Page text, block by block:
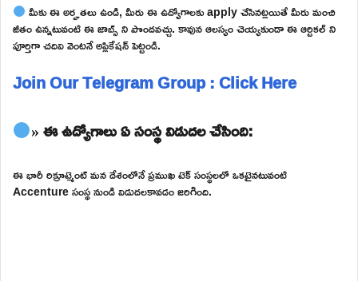
మీకు ఈ అర్హతలు ఉండి, మీరు ఈ ఉద్యోగాలకు apply చేసినట్లయితే మీరు మంచి
జీతం ఉన్నటువంటి ఈ జాబ్స్ ని పొందవచ్చు. కావున ఆలస్యం చెయ్యకుండా ఈ ఆర్టికల్ ని
పూర్తిగా చదివి వెంటనే అప్లికేషన్ పెట్టండి.
Join Our Telegram Group : Click Here
» ఈ ఉద్యోగాలు ఏ సంస్థ విడుదల చేసింది:
ఈ భారీ రిక్రూట్మెంట్ మన దేశంలోనే ప్రముఖ టెక్ సంస్థలలో ఒకటైనటువంటి
Accenture సంస్థ నుండి విడుదలకావడం జరిగింది.